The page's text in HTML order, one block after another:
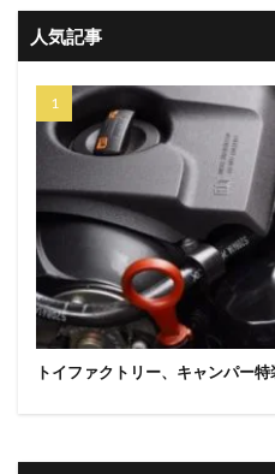
人気記事
トイファクトリー、キャンパー